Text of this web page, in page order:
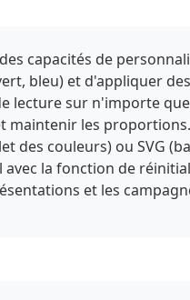
capacités de
bleu) et d'appliquer
sur n'importe
les
couleurs) ou SVG
la fonction de
et les